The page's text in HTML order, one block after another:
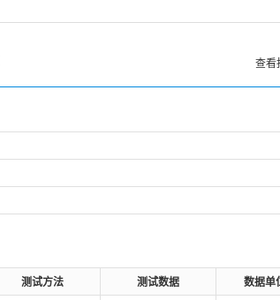
查看
测试方法 测试数据
数据单